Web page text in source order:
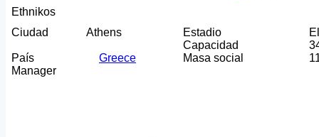
Ethnikos
Ciudad
Athens Estadio
Capacidad
País
Greece Masa social
Manager